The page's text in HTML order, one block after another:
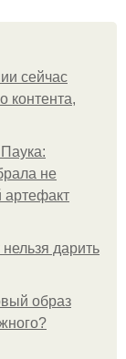
сейчас
контента,
не
артефакт
дарить
образ